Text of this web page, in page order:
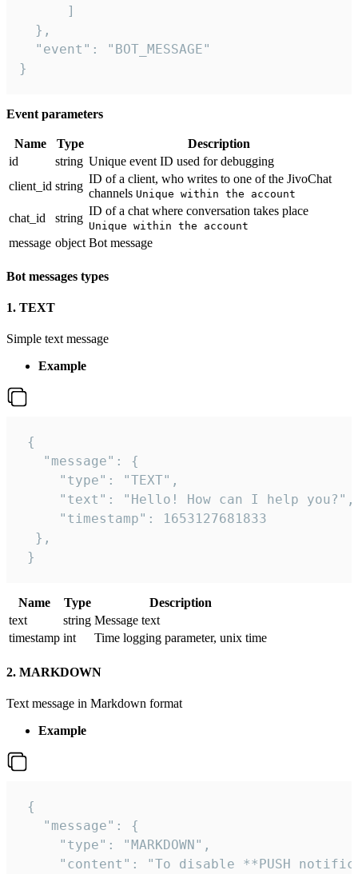
      ]
  },
  "event": "BOT_MESSAGE"
}
Event parameters
Name Type
Description
id
string Unique event ID used for debugging
client_id string
ID of a client, who writes to one of the JivoChat
channels Unique within the account
chat_id string
ID of a chat where conversation takes place
Unique within the account
message object Bot message
Bot messages types
1. TEXT
Simple text message
Example
{
   "message": {
     "type": "TEXT",
     "text": "Hello! How can I help you?",
     "timestamp": 1653127681833
  },
}
Name Type
Description
text
string Message text
timestamp int Time logging parameter, unix time
2. MARKDOWN
Text message in Markdown format
Example
{
   "message": {
     "type": "MARKDOWN",
"content": "To disable **PUSH